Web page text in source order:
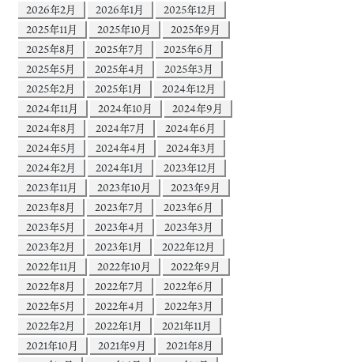
2026年2月
2026年1月
2025年12月
2025年11月
2025年10月
2025年9月
2025年8月
2025年7月
2025年6月
2025年5月
2025年4月
2025年3月
2025年2月
2025年1月
2024年12月
2024年11月
2024年10月
2024年9月
2024年8月
2024年7月
2024年6月
2024年5月
2024年4月
2024年3月
2024年2月
2024年1月
2023年12月
2023年11月
2023年10月
2023年9月
2023年8月
2023年7月
2023年6月
2023年5月
2023年4月
2023年3月
2023年2月
2023年1月
2022年12月
2022年11月
2022年10月
2022年9月
2022年8月
2022年7月
2022年6月
2022年5月
2022年4月
2022年3月
2022年2月
2022年1月
2021年11月
2021年10月
2021年9月
2021年8月